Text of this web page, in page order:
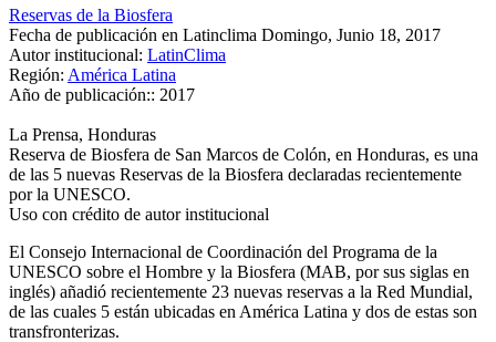
Reservas de la Biosfera
Fecha de publicación en Latinclima Domingo, Junio 18, 2017
Autor institucional: LatinClima
Región: América Latina
Año de publicación:: 2017
La Prensa, Honduras
Reserva de Biosfera de San Marcos de Colón, en Honduras, es una
de las 5 nuevas Reservas de la Biosfera declaradas recientemente
por la UNESCO.
Uso con crédito de autor institucional
El Consejo Internacional de Coordinación del Programa de la
UNESCO sobre el Hombre y la Biosfera (MAB, por sus siglas en
inglés) añadió recientemente 23 nuevas reservas a la Red Mundial,
de las cuales 5 están ubicadas en América Latina y dos de estas son
transfronterizas.